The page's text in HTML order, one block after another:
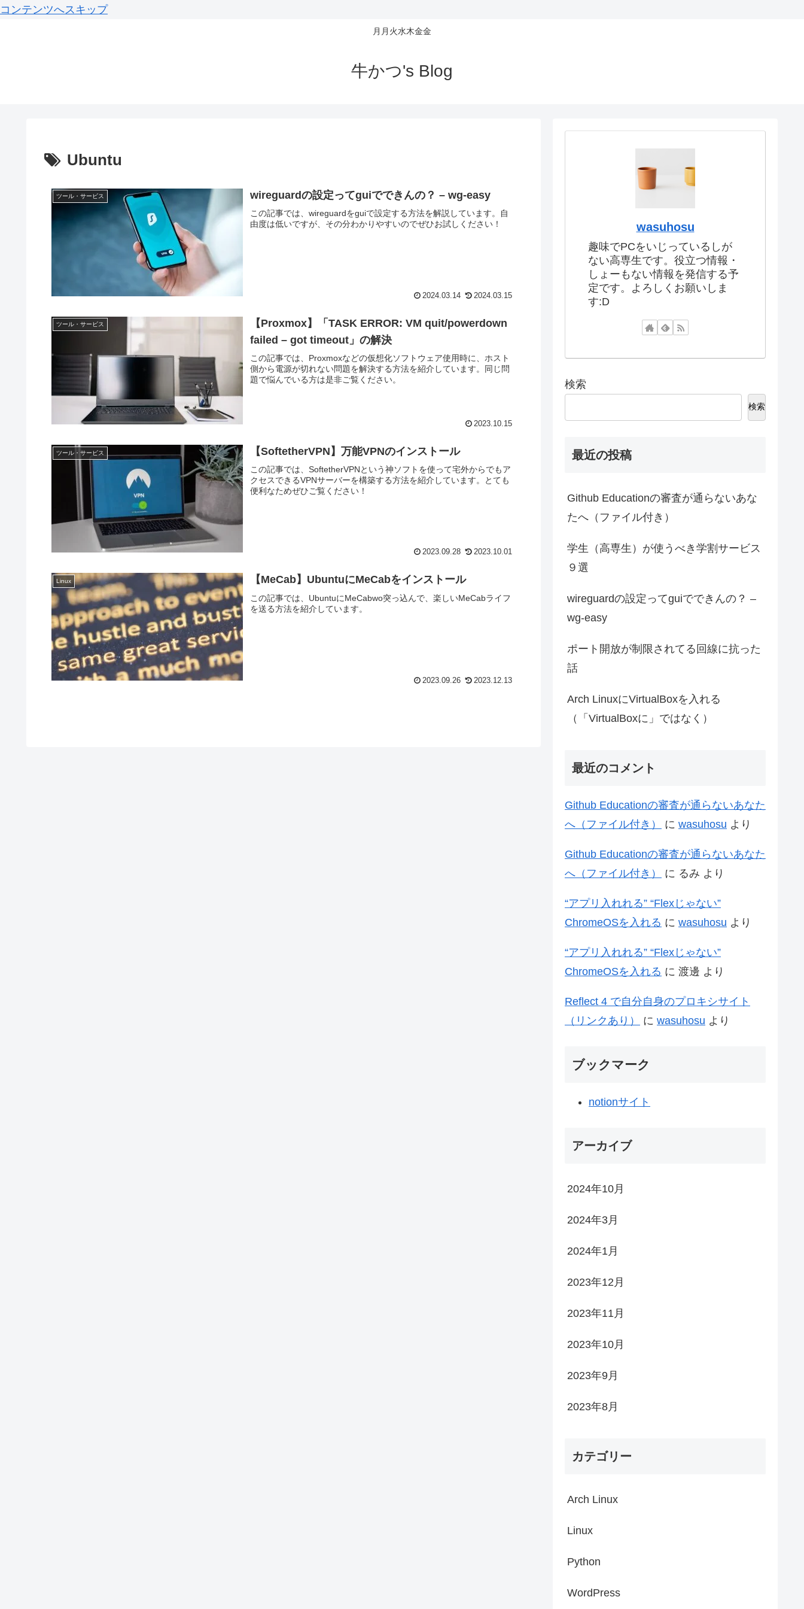
コンテンツへスキップ
月月火水木金金
牛かつ's Blog
Ubuntu
ツール・サービス wireguardの設定ってguiでできんの？ – wg-easy
この記事では、wireguardをguiで設定する方法を解説しています。自
由度は低いですが、その分わかりやすいのでぜひお試しください！
2024.03.14 2024.03.15
ツール・サービス
【Proxmox】「TASK ERROR: VM quit/powerdown
failed – got timeout」の解決
この記事では、Proxmoxなどの仮想化ソフトウェア使用時に、ホスト
側から電源が切れない問題を解決する方法を紹介しています。同じ問
題で悩んでいる方は是非ご覧ください。
2023.10.15
ツール・サービス 【SoftetherVPN】万能VPNのインストール
この記事では、SoftetherVPNという神ソフトを使って宅外からでもア
クセスできるVPNサーバーを構築する方法を紹介しています。とても
便利なためぜひご覧ください！
2023.09.28 2023.10.01
Linux 【MeCab】UbuntuにMeCabをインストール
この記事では、UbuntuにMeCabwo突っ込んで、楽しいMeCabライフ
を送る方法を紹介しています。
2023.09.26 2023.12.13
wasuhosu
趣味でPCをいじっているしが
ない高専生です。役立つ情報・
しょーもない情報を発信する予
定です。よろしくお願いしま
す:D
検索
検索
最近の投稿
Github Educationの審査が通らないあな
たへ（ファイル付き）
学生（高専生）が使うべき学割サービス
９選
wireguardの設定ってguiでできんの？ –
wg-easy
ポート開放が制限されてる回線に抗った
話
Arch LinuxにVirtualBoxを入れる
（「VirtualBoxに」ではなく）
最近のコメント
Github Educationの審査が通らないあなた
へ（ファイル付き）
に wasuhosu より
Github Educationの審査が通らないあなた
へ（ファイル付き）
に るみ より
“アプリ入れれる” “Flexじゃない”
ChromeOSを入れる に wasuhosu より
“アプリ入れれる” “Flexじゃない”
ChromeOSを入れる に 渡邊 より
Reflect 4 で自分自身のプロキシサイト
（リンクあり）
に wasuhosu より
ブックマーク
notionサイト
アーカイブ
2024年10月
2024年3月
2024年1月
2023年12月
2023年11月
2023年10月
2023年9月
2023年8月
カテゴリー
Arch Linux
Linux
Python
WordPress